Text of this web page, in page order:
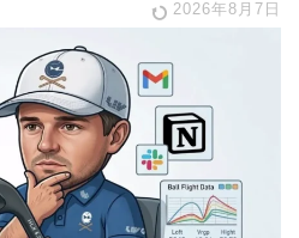
2026年8月7日